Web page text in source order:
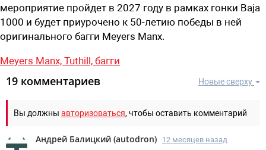
мероприятие пройдет в 2027 году в рамках гонки Baja
1000 и будет приурочено к 50-летию победы в ней
оригинального багги Meyers Manx.
Meyers Manx, Tuthill, багги
Новые сверху
19 комментариев
Вы должны авторизоваться, чтобы оставить комментарий
Андрей Балицкий (autodron) 12 месяцев назад